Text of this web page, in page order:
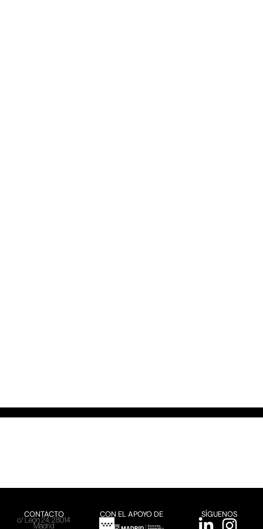
CONTACTO
c/ León 24, 28014
Madrid
CON EL APOYO DE SÍGUENOS